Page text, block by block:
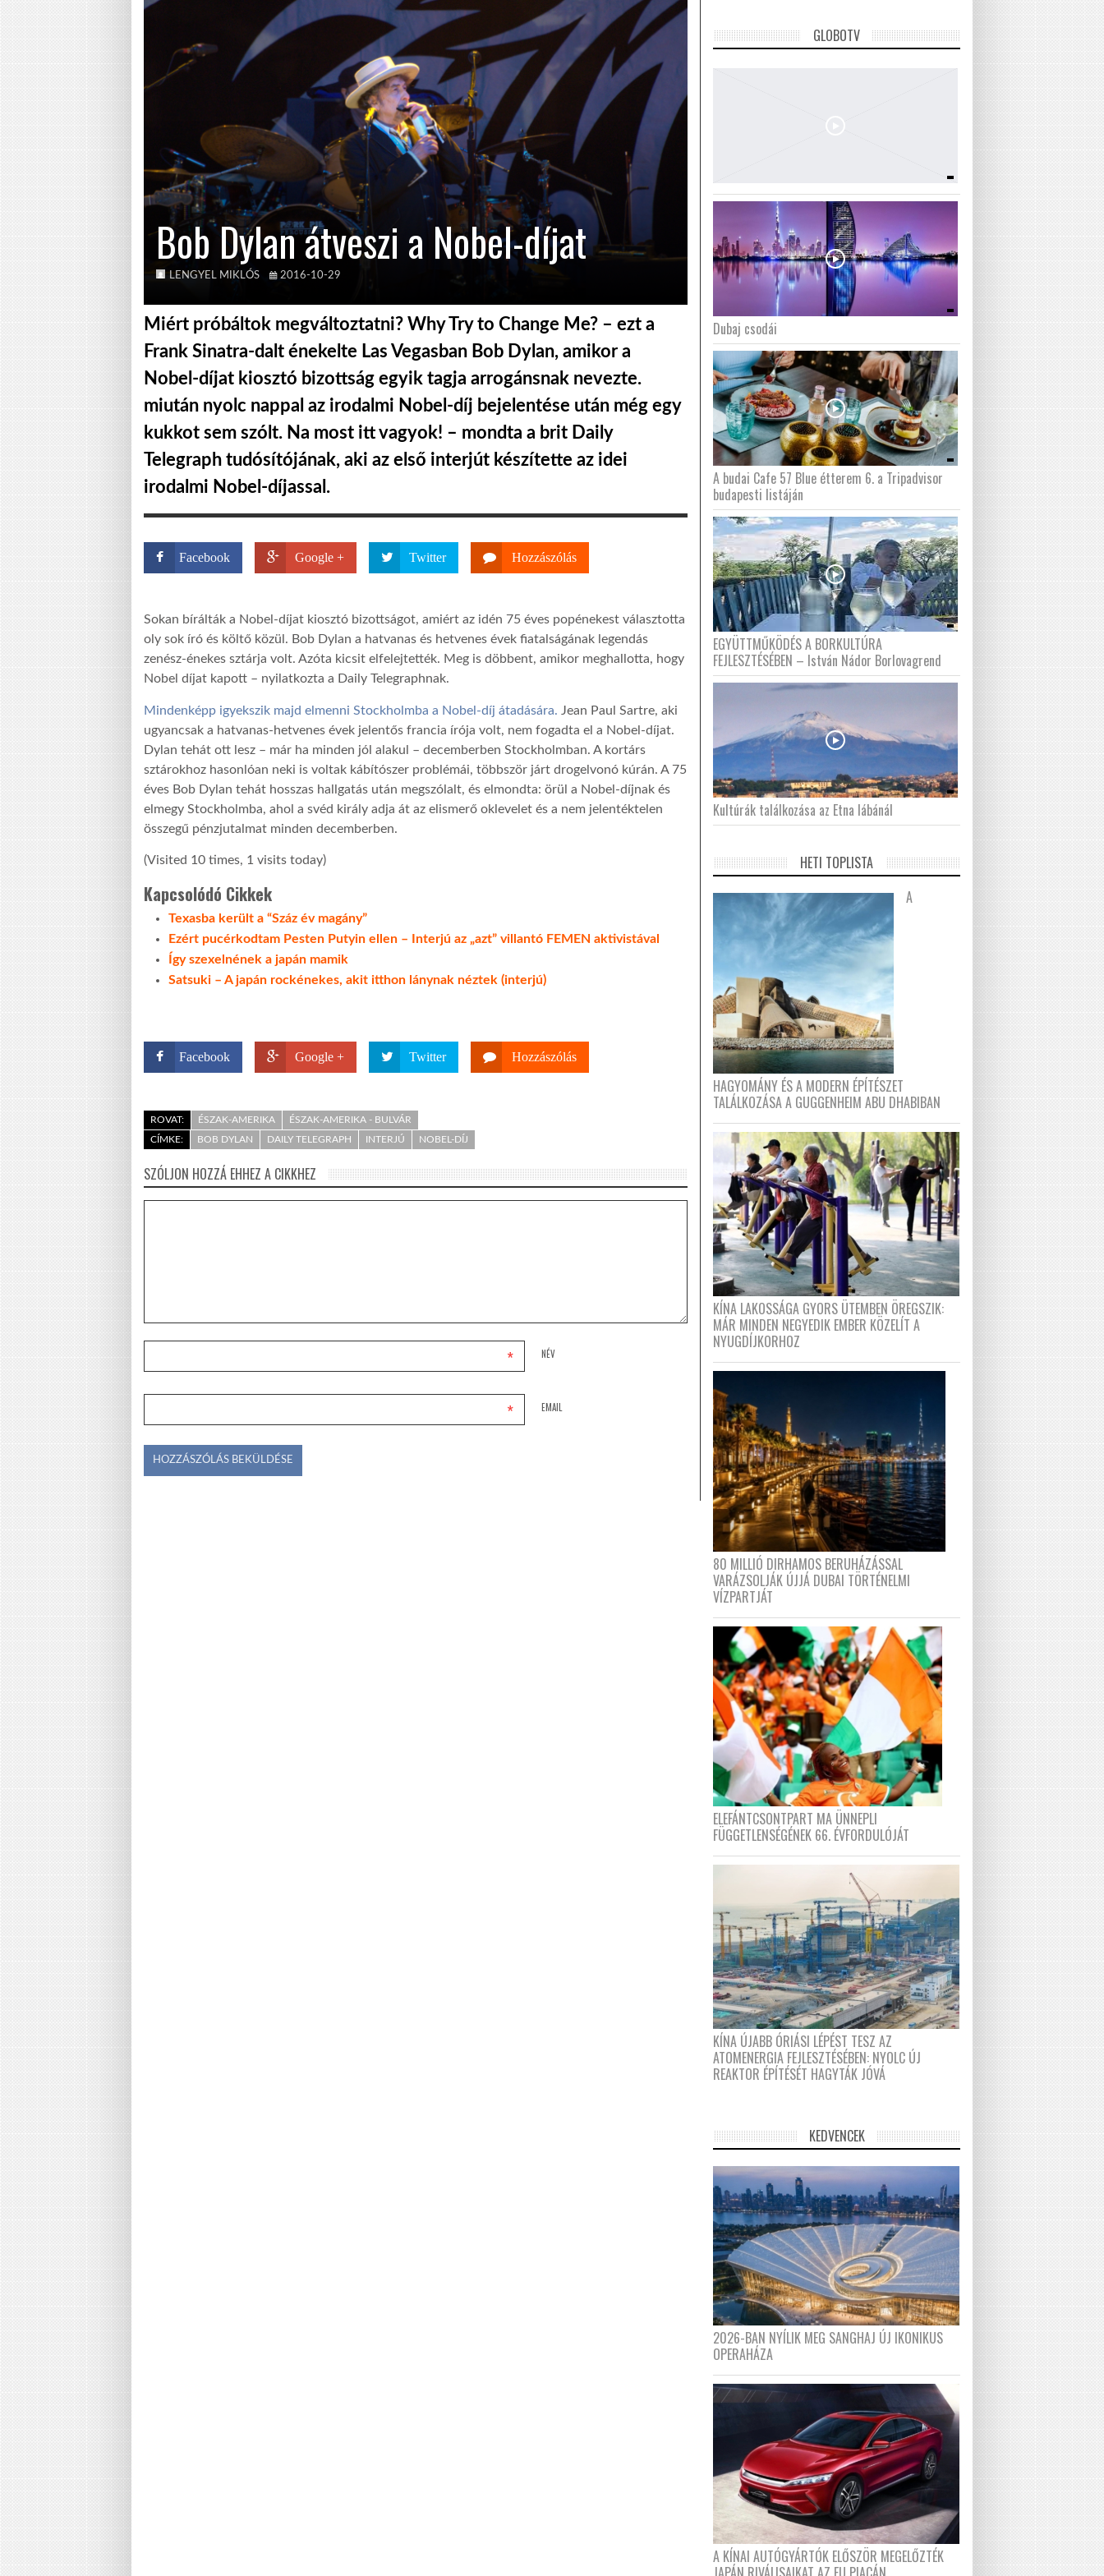
Bob Dylan átveszi a Nobel-díjat
LENGYEL MIKLÓS 2016-10-29
Miért próbáltok megváltoztatni? Why Try to Change Me? – ezt a
Frank Sinatra-dalt énekelte Las Vegasban Bob Dylan, amikor a
Nobel-díjat kiosztó bizottság egyik tagja arrogánsnak nevezte.
miután nyolc nappal az irodalmi Nobel-díj bejelentése után még egy
kukkot sem szólt. Na most itt vagyok! – mondta a brit Daily
Telegraph tudósítójának, aki az első interjút készítette az idei
irodalmi Nobel-díjassal.
Facebook Google + Twitter Hozzászólás
Sokan bírálták a Nobel-díjat kiosztó bizottságot, amiért az idén 75 éves popénekest választotta
oly sok író és költő közül. Bob Dylan a hatvanas és hetvenes évek fiatalságának legendás
zenész-énekes sztárja volt. Azóta kicsit elfelejtették. Meg is döbbent, amikor meghallotta, hogy
Nobel díjat kapott – nyilatkozta a Daily Telegraphnak.
Mindenképp igyekszik majd elmenni Stockholmba a Nobel-díj átadására. Jean Paul Sartre, aki
ugyancsak a hatvanas-hetvenes évek jelentős francia írója volt, nem fogadta el a Nobel-díjat.
Dylan tehát ott lesz – már ha minden jól alakul – decemberben Stockholmban. A kortárs
sztárokhoz hasonlóan neki is voltak kábítószer problémái, többször járt drogelvonó kúrán. A 75
éves Bob Dylan tehát hosszas hallgatás után megszólalt, és elmondta: örül a Nobel-díjnak és
elmegy Stockholmba, ahol a svéd király adja át az elismerő oklevelet és a nem jelentéktelen
összegű pénzjutalmat minden decemberben.
(Visited 10 times, 1 visits today)
Kapcsolódó Cikkek
Texasba került a “Száz év magány”
Ezért pucérkodtam Pesten Putyin ellen – Interjú az „azt” villantó FEMEN aktivistával
Így szexelnének a japán mamik
Satsuki – A japán rockénekes, akit itthon lánynak néztek (interjú)
Facebook Google + Twitter Hozzászólás
ROVAT: ÉSZAK-AMERIKA
ÉSZAK-AMERIKA - BULVÁR
CÍMKE:
BOB DYLAN DAILY TELEGRAPH INTERJÚ NOBEL-DÍJ
SZÓLJON HOZZÁ EHHEZ A CIKKHEZ
NÉV
*
EMAIL
*
GLOBOTV
Dubaj csodái
A budai Cafe 57 Blue étterem 6. a Tripadvisor
budapesti listáján
EGYÜTTMŰKÖDÉS A BORKULTÚRA
FEJLESZTÉSÉBEN – István Nádor Borlovagrend
Kultúrák találkozása az Etna lábánál
HETI TOPLISTA
A
HAGYOMÁNY ÉS A MODERN ÉPÍTÉSZET
TALÁLKOZÁSA A GUGGENHEIM ABU DHABIBAN
KÍNA LAKOSSÁGA GYORS ÜTEMBEN ÖREGSZIK:
MÁR MINDEN NEGYEDIK EMBER KÖZELÍT A
NYUGDÍJKORHOZ
80 MILLIÓ DIRHAMOS BERUHÁZÁSSAL
VARÁZSOLJÁK ÚJJÁ DUBAI TÖRTÉNELMI
VÍZPARTJÁT
ELEFÁNTCSONTPART MA ÜNNEPLI
FÜGGETLENSÉGÉNEK 66. ÉVFORDULÓJÁT
KÍNA ÚJABB ÓRIÁSI LÉPÉST TESZ AZ
ATOMENERGIA FEJLESZTÉSÉBEN: NYOLC ÚJ
REAKTOR ÉPÍTÉSÉT HAGYTÁK JÓVÁ
KEDVENCEK
2026-BAN NYÍLIK MEG SANGHAJ ÚJ IKONIKUS
OPERAHÁZA
A KÍNAI AUTÓGYÁRTÓK ELŐSZÖR MEGELŐZTÉK